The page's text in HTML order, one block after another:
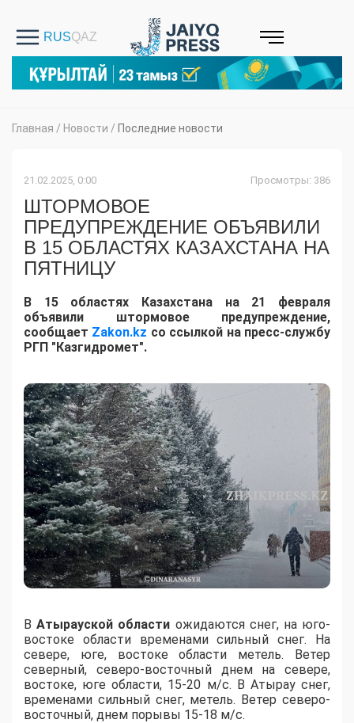
Главная / Новости / Последние новости
21.02.2025, 0:00 Просмотры: 386
ШТОРМОВОЕ
ПРЕДУПРЕЖДЕНИЕ ОБЪЯВИЛИ
В 15 ОБЛАСТЯХ КАЗАХСТАНА НА
ПЯТНИЦУ
В 15 областях Казахстана на 21 февраля
объявили штормовое предупреждение,
сообщает Zakon.kz со ссылкой на пресс-службу
РГП "Казгидромет".
ВАтырауской области ожидаются снег, на юго-
востоке области временами сильный снег. На
севере, юге, востоке области метель. Ветер
северный, северо-восточный днем на севере,
востоке, юге области, 15-20 м/с. В Атырау снег,
временами сильный снег, метель. Ветер северо-
восточный, днем порывы 15-18 м/с.